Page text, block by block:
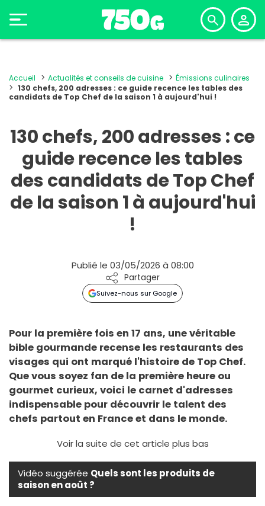
Accueil Actualités et conseils de cuisine
Émissions culinaires
130 chefs, 200 adresses : ce guide recence les tables des
candidats de Top Chef de la saison 1 à aujourd'hui !
130 chefs, 200 adresses : ce
guide recence les tables
des candidats de Top Chef
de la saison 1 à aujourd'hui
!
Publié le 03/05/2026 à 08:00
Partager
Suivez-nous sur Google
Pour la première fois en 17 ans, une véritable
bible gourmande recense les restaurants des
visages qui ont marqué l'histoire de Top Chef.
Que vous soyez fan de la première heure ou
gourmet curieux, voici le carnet d'adresses
indispensable pour découvrir le talent des
chefs partout en France et dans le monde.
Voir la suite de cet article plus bas
Vidéo suggérée Quels sont les produits de
saison en août ?